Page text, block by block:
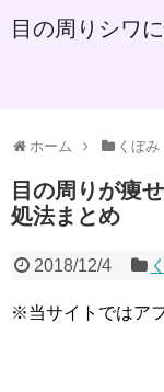
目の周りシワ
ホーム くぼみ
目の周りが痩
処法まとめ
2018/12/4
※当サイトではア